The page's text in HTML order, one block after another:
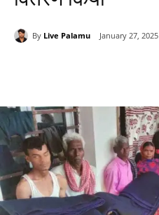
By Live Palamu January 27, 2025